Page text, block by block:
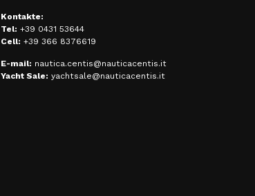
Kontakte:
Tel: +39 0431 53644
Cell: +39 366 8376619
E-mail: nautica.centis@nauticacentis.it
Yacht Sale: yachtsale@nauticacentis.it